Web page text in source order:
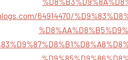
64914470/